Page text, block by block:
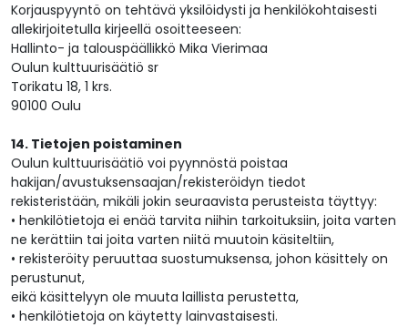
Korjauspyyntö on tehtävä yksilöidysti ja henkilökohtaisesti
allekirjoitetulla kirjeellä osoitteeseen:
Hallinto- ja talouspäällikkö Mika Vierimaa
Oulun kulttuurisäätiö sr
Torikatu 18, 1 krs.
90100 Oulu
14. Tietojen poistaminen
Oulun kulttuurisäätiö voi pyynnöstä poistaa
hakijan/avustuksensaajan/rekisteröidyn tiedot
rekisteristään, mikäli jokin seuraavista perusteista täyttyy:
• henkilötietoja ei enää tarvita niihin tarkoituksiin, joita varten
ne kerättiin tai joita varten niitä muutoin käsiteltiin,
• rekisteröity peruuttaa suostumuksensa, johon käsittely on
perustunut,
eikä käsittelyyn ole muuta laillista perustetta,
• henkilötietoja on käytetty lainvastaisesti.